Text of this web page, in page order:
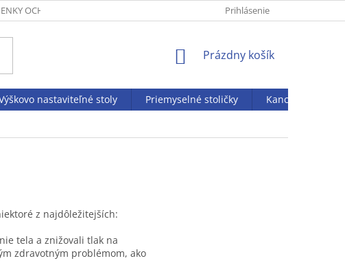
OCHRANY OSOBNÝCH ÚDAJOV ZDRAVÉ SEDENIE
Prihlásenie
NÁKUPNÝ
Prázdny košík
nastaviteľné stoly Priemyselné stoličky
Kancelársky
z najdôležitejších:
tela a znižovali tlak na
zdravotným problémom, ako